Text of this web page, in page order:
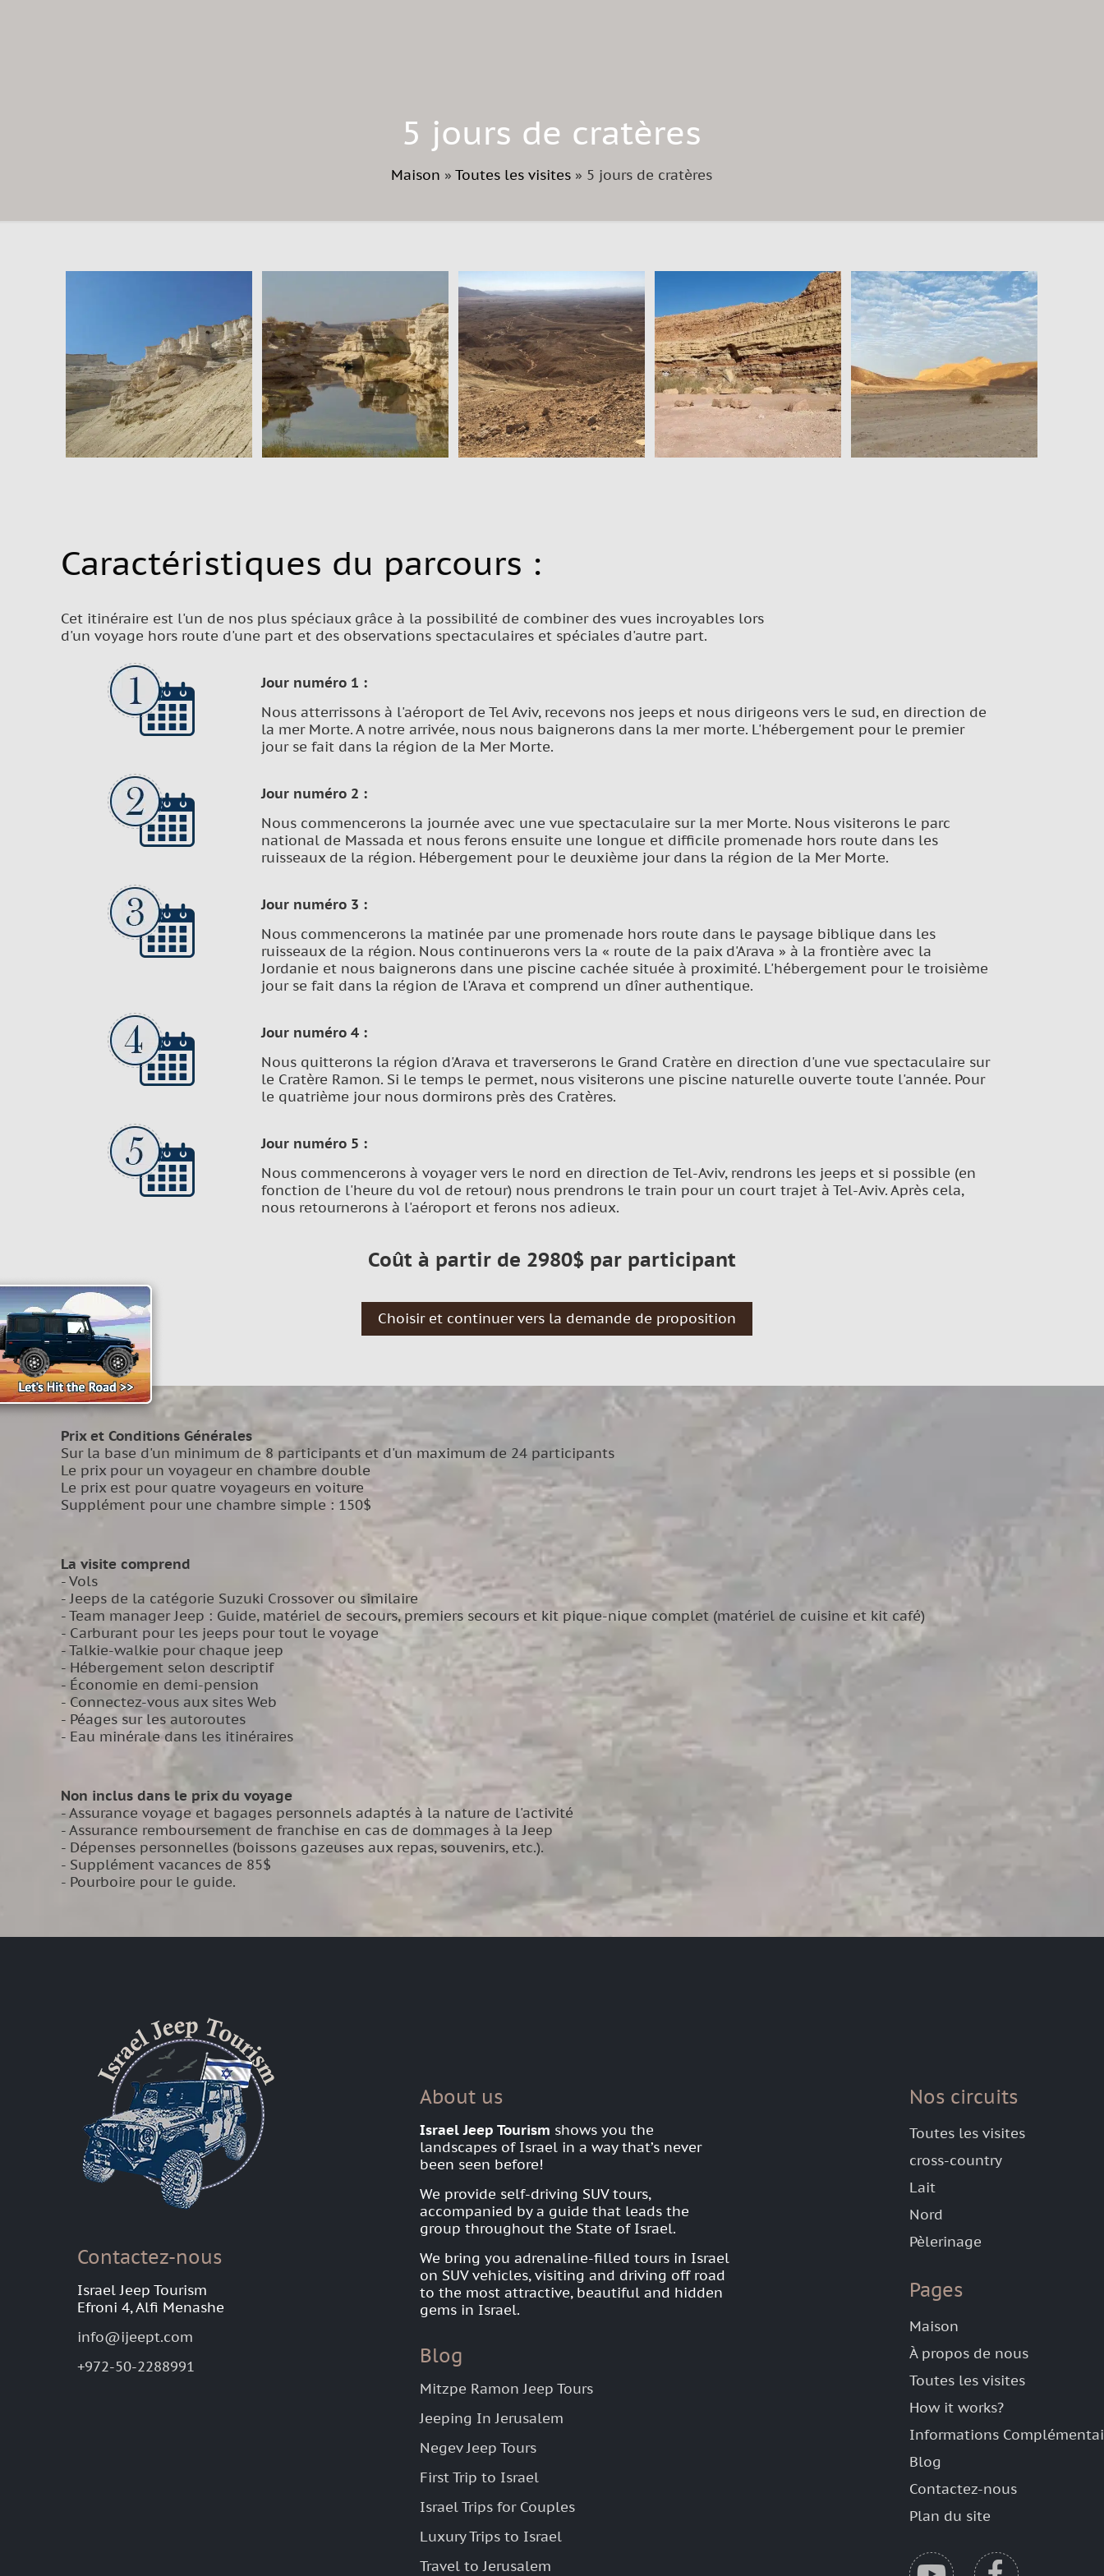
5 jours de cratères
Maison »Toutes les visites » 5 jours de cratères
Caractéristiques du parcours :
Cet itinéraire est l'un de nos plus spéciaux grâce à la possibilité de combiner des vues incroyables lors
d'un voyage hors route d'une part et des observations spectaculaires et spéciales d'autre part.
Jour numéro 1 :
Nous atterrissons à l'aéroport de Tel Aviv, recevons nos jeeps et nous dirigeons vers le sud, en direction de
la mer Morte. A notre arrivée, nous nous baignerons dans la mer morte. L'hébergement pour le premier
jour se fait dans la région de la Mer Morte.
Jour numéro 2 :
Nous commencerons la journée avec une vue spectaculaire sur la mer Morte. Nous visiterons le parc
national de Massada et nous ferons ensuite une longue et difficile promenade hors route dans les
ruisseaux de la région. Hébergement pour le deuxième jour dans la région de la Mer Morte.
Jour numéro 3 :
Nous commencerons la matinée par une promenade hors route dans le paysage biblique dans les
ruisseaux de la région. Nous continuerons vers la « route de la paix d'Arava » à la frontière avec la
Jordanie et nous baignerons dans une piscine cachée située à proximité. L'hébergement pour le troisième
jour se fait dans la région de l'Arava et comprend un dîner authentique.
Jour numéro 4 :
Nous quitterons la région d'Arava et traverserons le Grand Cratère en direction d'une vue spectaculaire sur
le Cratère Ramon. Si le temps le permet, nous visiterons une piscine naturelle ouverte toute l'année. Pour
le quatrième jour nous dormirons près des Cratères.
Jour numéro 5 :
Nous commencerons à voyager vers le nord en direction de Tel-Aviv, rendrons les jeeps et si possible (en
fonction de l'heure du vol de retour) nous prendrons le train pour un court trajet à Tel-Aviv. Après cela,
nous retournerons à l'aéroport et ferons nos adieux.
Coût à partir de 2980$ par participant
Choisir et continuer vers la demande de proposition
Prix et Conditions Générales
Sur la base d'un minimum de 8 participants et d'un maximum de 24 participants
Le prix pour un voyageur en chambre double
Le prix est pour quatre voyageurs en voiture
Supplément pour une chambre simple : 150$
La visite comprend
- Vols
- Jeeps de la catégorie Suzuki Crossover ou similaire
- Team manager Jeep : Guide, matériel de secours, premiers secours et kit pique-nique complet (matériel de cuisine et kit café)
- Carburant pour les jeeps pour tout le voyage
- Talkie-walkie pour chaque jeep
- Hébergement selon descriptif
- Économie en demi-pension
- Connectez-vous aux sites Web
- Péages sur les autoroutes
- Eau minérale dans les itinéraires
Non inclus dans le prix du voyage
- Assurance voyage et bagages personnels adaptés à la nature de l'activité
- Assurance remboursement de franchise en cas de dommages à la Jeep
- Dépenses personnelles (boissons gazeuses aux repas, souvenirs, etc.).
- Supplément vacances de 85$
- Pourboire pour le guide.
Contactez-nous
Israel Jeep Tourism
Efroni 4, Alfi Menashe
info@ijeept.com
+972-50-2288991
About us
Israel Jeep Tourism shows you the
landscapes of Israel in a way that’s never
been seen before!
We provide self-driving SUV tours,
accompanied by a guide that leads the
group throughout the State of Israel.
We bring you adrenaline-filled tours in Israel
on SUV vehicles, visiting and driving off road
to the most attractive, beautiful and hidden
gems in Israel.
Blog
Mitzpe Ramon Jeep Tours
Jeeping In Jerusalem
Negev Jeep Tours
First Trip to Israel
Israel Trips for Couples
Luxury Trips to Israel
Travel to Jerusalem
Nos circuits
Toutes les visites
cross-country
Lait
Nord
Pèlerinage
Pages
Maison
À propos de nous
Toutes les visites
How it works?
Informations
Blog
Contactez-nous
Plan du site